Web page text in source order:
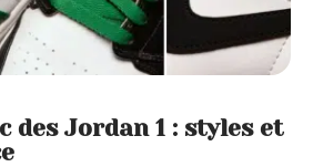
des Jordan 1 : styles et